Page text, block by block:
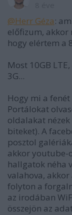
@Herr Géza:
előfizum, akkor
hogy elértem a
Most 10GB
3G...
Hogy mi a
Portálokat
oldalakat
biteket). A
posztol
akkor youtube-
hallgatok néha
valahova,
folyton a
az irodában
összejön az